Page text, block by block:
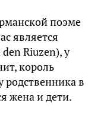
поэме
является
Riuzen), у
король
родственника в
жена и дети.